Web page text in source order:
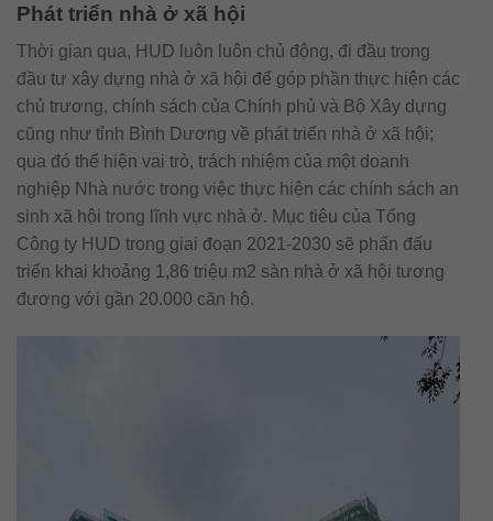
Phát triển nhà ở xã hội
Thời gian qua, HUD luôn luôn chủ động, đi đầu trong
đầu tư xây dựng nhà ở xã hội để góp phần thực hiện các
chủ trương, chính sách của Chính phủ và Bộ Xây dựng
cũng như tỉnh Bình Dương về phát triển nhà ở xã hội;
qua đó thể hiện vai trò, trách nhiệm của một doanh
nghiệp Nhà nước trong việc thực hiện các chính sách an
sinh xã hội trong lĩnh vực nhà ở. Mục tiêu của Tổng
Công ty HUD trong giai đoạn 2021-2030 sẽ phấn đấu
triển khai khoảng 1,86 triệu m2 sàn nhà ở xã hội tương
đương với gần 20.000 căn hộ.